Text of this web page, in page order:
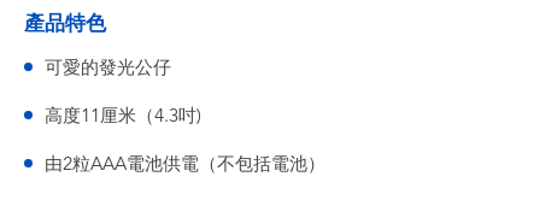
產品特色
可愛的發光公仔
高度11厘米（4.3吋)
由2粒AAA電池供電（不包括電池）